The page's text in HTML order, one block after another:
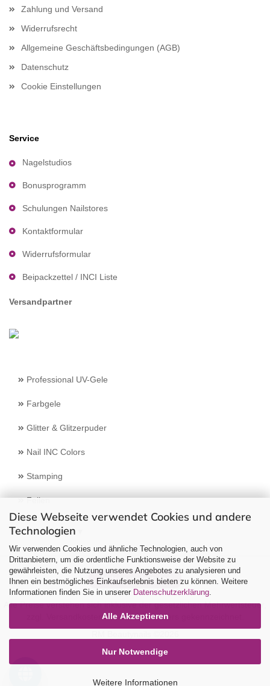
Diese Webseite verwendet Cookies und andere
Technologien
Wir verwenden Cookies und ähnliche Technologien, auch von
Drittanbietern, um die ordentliche Funktionsweise der Website zu
gewährleisten, die Nutzung unseres Angebotes zu analysieren und
Ihnen ein bestmögliches Einkaufserlebnis bieten zu können. Weitere
Informationen finden Sie in unserer Datenschutzerklärung
Alle Akzeptieren
Nur Notwendige
Weitere Informationen
Zahlung und Versand
Widerrufsrecht
Allgemeine Geschäftsbedingungen (AGB)
Datenschutz
Cookie Einstellungen
Service
Nagelstudios
Bonusprogramm
Schulungen Nailstores
Kontaktformular
Widerrufsformular
Beipackzettel / INCI Liste
Versandpartner
Professional UV-Gele
Farbgele
Glitter & Glitzerpuder
Nail INC Colors
Stamping
Feilen
Select Language
Vertrag widerrufen
Alle Preise verstehen sich inklusive der gesetzlichen Mehrwertsteuer,
Versandkostensoweit nicht anders gekennzeichnet.